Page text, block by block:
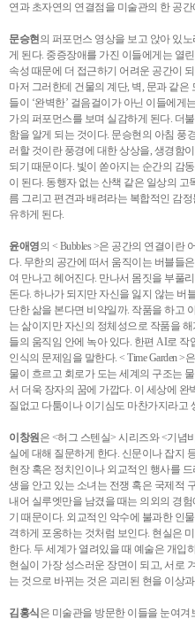
연과 초자연의 연결점을 미술관의 한 공
문승현의 퍼포먼스 영상을 보고 앉아 있
게 된다. 중증장애를 가진 이들에게는 열
속성 때문에 더 접근하기 어려운 공간이
마저 그러한데 건물의 계단, 벽, 문과 같
들이 ‘완벽한’ 걸음걸이가 아닌 이들에게
가의 퍼포먼스를 보며 실감하게 된다. 더
함을 알게 되는 것이다. 문승현의 아침 풍
러할 것이란 풍경에 대한 상상을, 생경함
되기 때문이다. 빛이 쏟아지는 순간의 감
이 된다. 동행자 없는 산책 같은 일상의
름 그리고 편견과 배려라는 복합적인 감
유하게 된다.
윤애영의 < Bubbles >은 공간의 연결이란
다. 무한의 공간에 떠서 움직이는 버블들
여 만나고 헤어진다. 만나서 몸짓을 부풀
돈다. 하나가 되지만 자신을 잃지 않는 버
단한 삶을 본다면 비약일까. 작품을 하고
는 삶이지만 자신의 정체성으로 작품을
들의 움직임 안에 녹아 있다. 한편 AI로 작
인식의 문제임을 말한다. < Time Garden
물이 흐르고 회로가 도는 세계의 구조는
서 더욱 장자의 꿈에 가깝다. 이 세상에
질없고 다툼이나 이기심도 마찬가지라고
이창원은 <허그 스텐실> 시리즈와 <기념
실에 대해 질문하게 한다. 신문이나 잡지
현장 혹은 정치인이나 외교적인 행사를
생을 안고 있는 소녀는 전쟁 혹은 국제적
내어 실루엣만을 남겼을 때는 의외의 경
기 때문이다. 외교적인 악수에 불과한 인
격하게 포옹하는 것처럼 보인다. 현실은
한다. 두 세계가 열려있을 때 예술은 개입
현실이 가장 성스러운 장면이 되고, 서로
는 것으로 바뀌는 것은 괴리된 현을 이상
김홍식 은 미술관을 방문한 이들을 눈여